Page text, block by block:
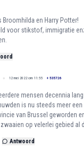
Broomhilda en Harry Potter!
voor stikstof, immigratie
12 mei 2022 om 11:55 + 535726
mensen decennia
is nu steeds meer
van Brussel geworden
op velerlei gebied al
Antwoord